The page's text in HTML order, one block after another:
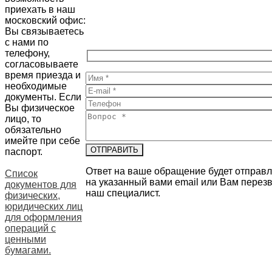
приехать в наш
московский офис:
Вы связываетесь
с нами по
телефону,
согласовываете
время приезда и
необходимые
документы. Если
Вы физическое
лицо, то
обязательно
имейте при себе
паспорт.
Список
документов для
физических,
юридических лиц
для оформления
операций с
ценными
бумагами.
Ответ на ваше обращение будет
на указанный вами email или Вам
наш специалист.